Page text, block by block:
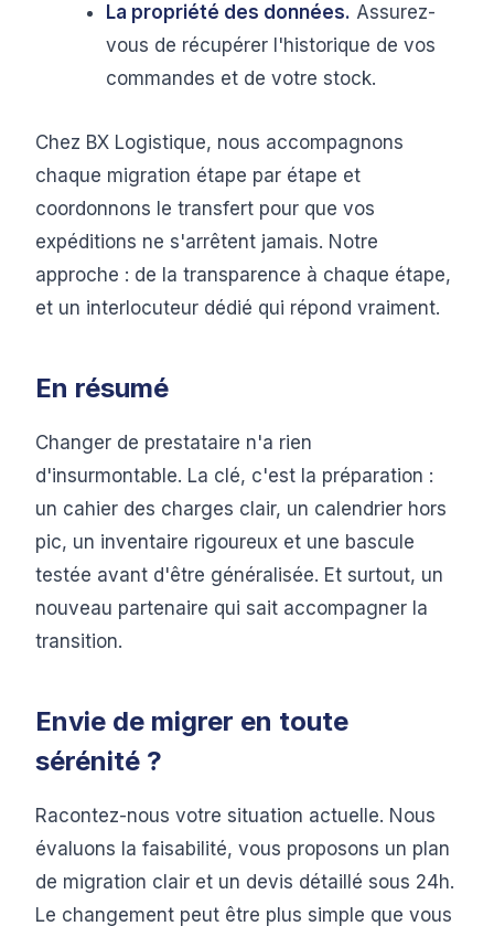
La propriété des données. Assurez-
vous de récupérer l'historique de vos
commandes et de votre stock.
Chez BX Logistique, nous accompagnons
chaque migration étape par étape et
coordonnons le transfert pour que vos
expéditions ne s'arrêtent jamais. Notre
approche : de la transparence à chaque étape,
et un interlocuteur dédié qui répond vraiment.
En résumé
Changer de prestataire n'a rien
d'insurmontable. La clé, c'est la préparation :
un cahier des charges clair, un calendrier hors
pic, un inventaire rigoureux et une bascule
testée avant d'être généralisée. Et surtout, un
nouveau partenaire qui sait accompagner la
transition.
Envie de migrer en toute
sérénité ?
Racontez-nous votre situation actuelle. Nous
évaluons la faisabilité, vous proposons un plan
de migration clair et un devis détaillé sous 24h.
Le changement peut être plus simple que vous